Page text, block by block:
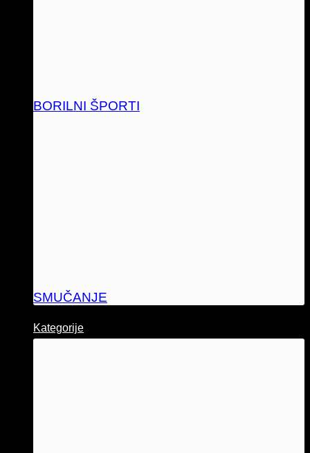
BORILNI ŠPORTI
SMUČANJE
Kategorije